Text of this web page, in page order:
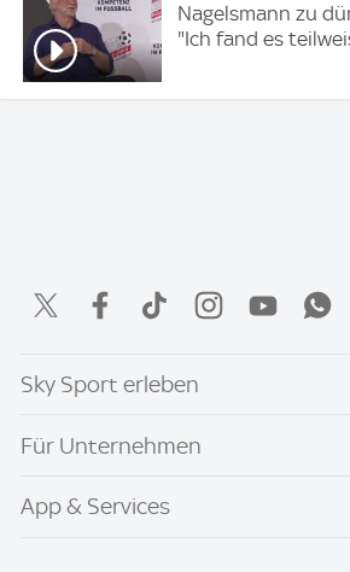
Nagelsmann zu
"Ich fand es
Sky Sport erleben
Für Unternehmen
App & Services